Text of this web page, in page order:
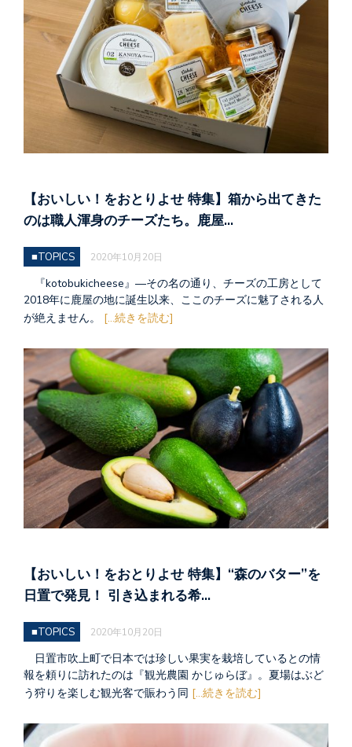
【おいしい！をおとりよせ 特集】箱から出てきた
のは職人渾身のチーズたち。鹿屋…
■TOPICS 2020年10月20日
『kotobukicheese』―その名の通り、チーズの工房として
2018年に鹿屋の地に誕生以来、ここのチーズに魅了される人
が絶えません。 [...続きを読む]
【おいしい！をおとりよせ 特集】“森のバター”を
日置で発見！ 引き込まれる希…
■TOPICS 2020年10月20日
日置市吹上町で日本では珍しい果実を栽培しているとの情
報を頼りに訪れたのは『観光農園 かじゅらぼ』。夏場はぶど
う狩りを楽しむ観光客で賑わう同 [...続きを読む]